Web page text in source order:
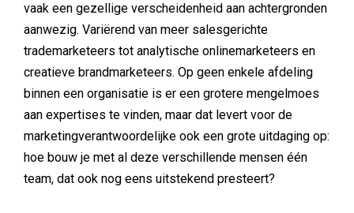
vaak een gezellige verscheidenheid aan achtergronden
aanwezig. Variërend van meer salesgerichte
trademarketeers tot analytische onlinemarketeers en
creatieve brandmarketeers. Op geen enkele afdeling
binnen een organisatie is er een grotere mengelmoes
aan expertises te vinden, maar dat levert voor de
marketingverantwoordelijke ook een grote uitdaging op:
hoe bouw je met al deze verschillende mensen één
team, dat ook nog eens uitstekend presteert?